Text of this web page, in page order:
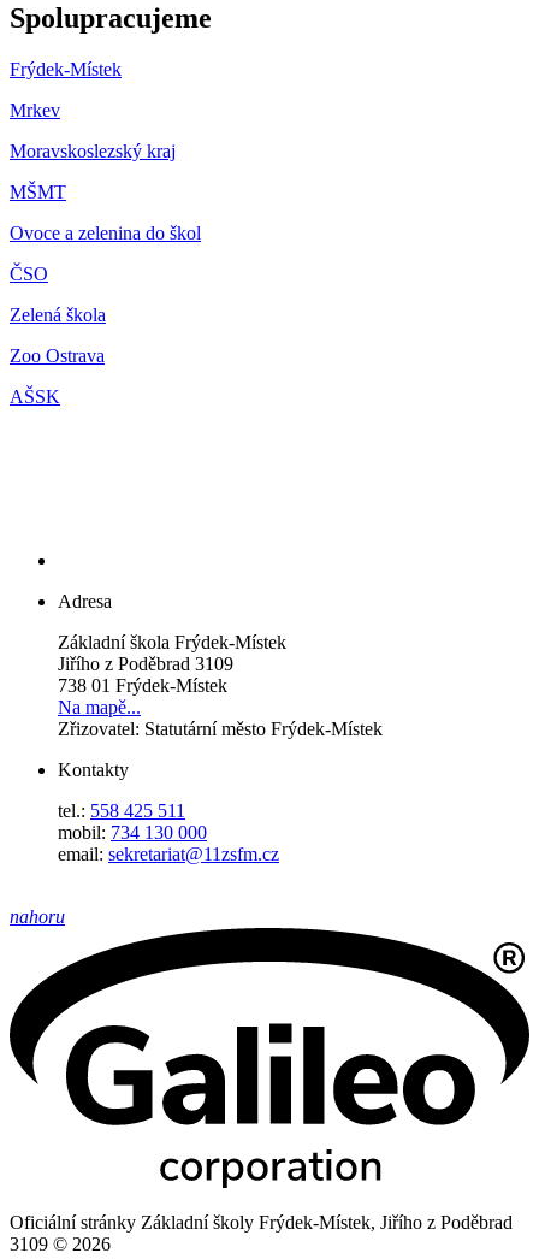
Spolupracujeme
Frýdek-Místek
Mrkev
Moravskoslezský kraj
MŠMT
Ovoce a zelenina do škol
ČSO
Zelená škola
Zoo Ostrava
AŠSK
Adresa
Základní škola Frýdek-Místek
Jiřího z Poděbrad 3109
738 01 Frýdek-Místek
Na mapě...
Zřizovatel: Statutární město Frýdek-Místek
Kontakty
tel.: 558 425 511
mobil: 734 130 000
email: sekretariat@11zsfm.cz
nahoru
Oficiální stránky Základní školy Frýdek-Místek, Jiřího z Poděbrad
3109 © 2026